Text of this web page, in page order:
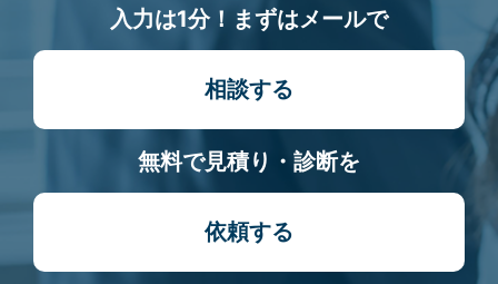
入力は1分！まずはメールで
相談する
無料で見積り・診断を
依頼する